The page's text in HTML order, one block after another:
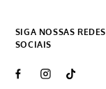
SIGA NOSSAS REDES
SOCIAIS